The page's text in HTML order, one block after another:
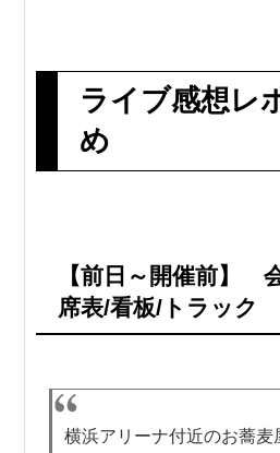
ライブ感想レ
め
【前日～開催前】
席表/看板/トラック
横浜アリーナ付近のお蕎麦